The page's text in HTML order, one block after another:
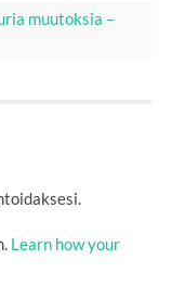
muutoksia –
Learn how your